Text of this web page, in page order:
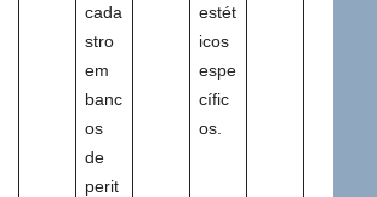
cada
stro
em
banc
os
de
perit
estét
icos
espe
cífic
os.